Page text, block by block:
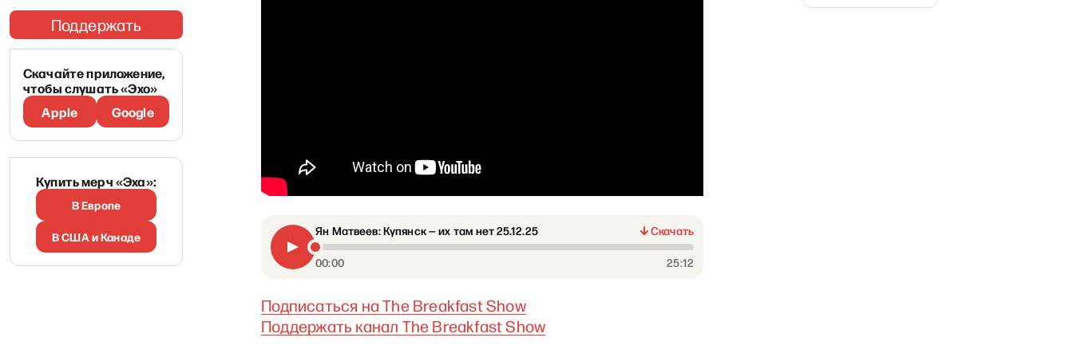
Поддержать
Скачайте приложение,
чтобы слушать «Эхо»
Apple
Google
Купить мерч «Эха»:
В Европе
В США и Канаде
Ян Матвеев: Купянск — их там нет 25.12.25 Скачать
00:00 25:12
Подписаться на The Breakfast Show
Поддержать канал The Breakfast Show